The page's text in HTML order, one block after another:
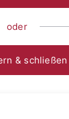
Tübingen
oder
& schließen